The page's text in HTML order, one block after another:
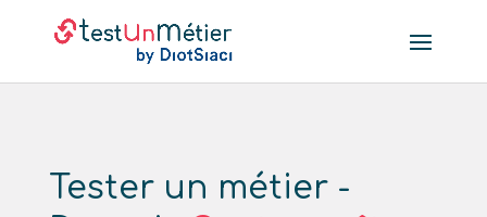
Tester un métier -